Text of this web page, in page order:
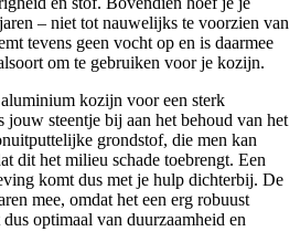
– niet tot nauwelijks te voorzien van
tevens geen vocht op en is daarmee
om te gebruiken voor je kozijn.
kozijn voor een sterk
jouw steentje bij aan het behoud van het
grondstof, die men kan
dit het milieu schade toebrengt. Een
komt dus met je hulp dichterbij. De
mee, omdat het een erg robuust
optimaal van duurzaamheid en